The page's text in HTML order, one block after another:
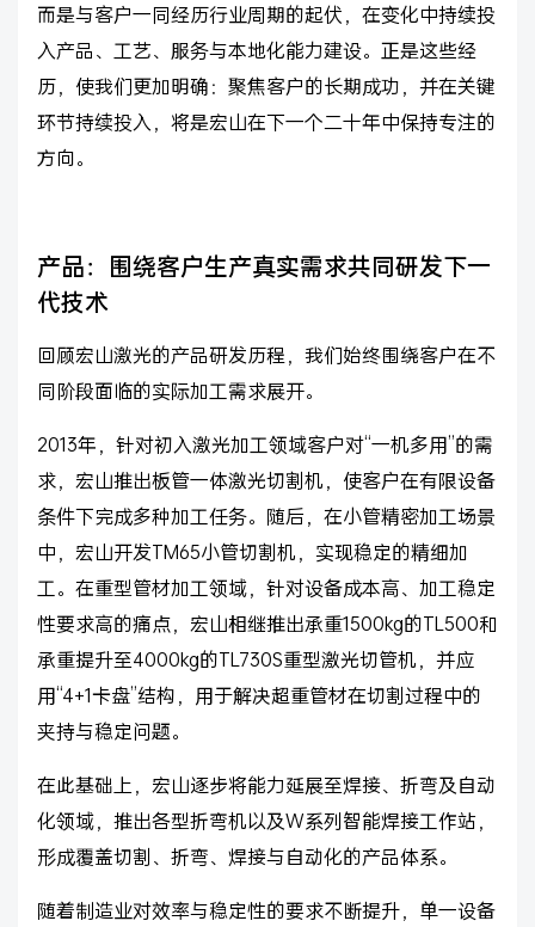
而是与客户一同经历行业周期的起伏，在变化中持续投
入产品、工艺、服务与本地化能力建设。正是这些经
历，使我们更加明确：聚焦客户的长期成功，并在关键
环节持续投入，将是宏山在下一个二十年中保持专注的
方向。
产品：围绕客户生产真实需求共同研发下一
代技术
回顾宏山激光的产品研发历程，我们始终围绕客户在不
同阶段面临的实际加工需求展开。
2013年，针对初入激光加工领域客户对“一机多用”的需
求，宏山推出板管一体激光切割机，使客户在有限设备
条件下完成多种加工任务。随后，在小管精密加工场景
中，宏山开发TM65小管切割机，实现稳定的精细加
工。在重型管材加工领域，针对设备成本高、加工稳定
性要求高的痛点，宏山相继推出承重1500kg的TL500和
承重提升至4000kg的TL730S重型激光切管机，并应
用“4+1卡盘”结构，用于解决超重管材在切割过程中的
夹持与稳定问题。
在此基础上，宏山逐步将能力延展至焊接、折弯及自动
化领域，推出各型折弯机以及W系列智能焊接工作站，
形成覆盖切割、折弯、焊接与自动化的产品体系。
随着制造业对效率与稳定性的要求不断提升，单一设备